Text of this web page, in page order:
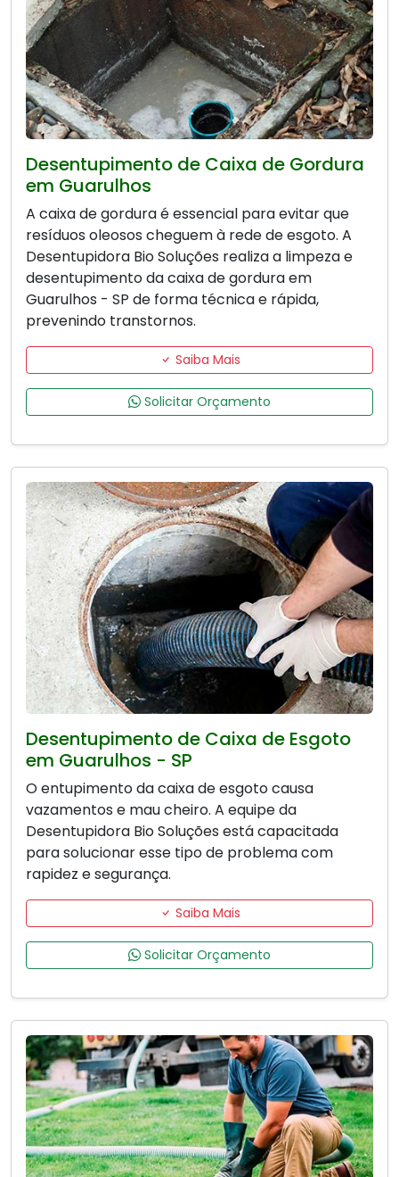
Desentupimento de Caixa de Gordura
em Guarulhos
A caixa de gordura é essencial para evitar que
resíduos oleosos cheguem à rede de esgoto. A
Desentupidora Bio Soluções realiza a limpeza e
desentupimento da caixa de gordura em
Guarulhos - SP de forma técnica e rápida,
prevenindo transtornos.
Saiba Mais
Solicitar Orçamento
Desentupimento de Caixa de Esgoto
em Guarulhos - SP
O entupimento da caixa de esgoto causa
vazamentos e mau cheiro. A equipe da
Desentupidora Bio Soluções está capacitada
para solucionar esse tipo de problema com
rapidez e segurança.
Saiba Mais
Solicitar Orçamento